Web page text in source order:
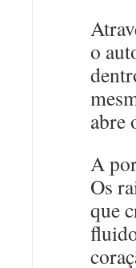
o
abre
A
Os
que